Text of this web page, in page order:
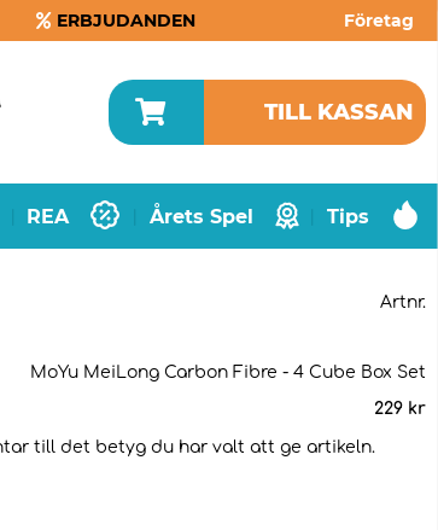
ERBJUDANDEN Företag
TILL KASSAN
REA Årets Spel Tips
Artnr.
MoYu MeiLong Carbon Fibre - 4 Cube Box Set
229 kr
till det betyg du har valt att ge artikeln.